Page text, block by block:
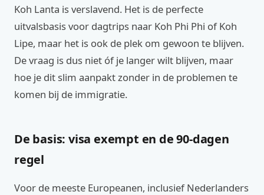
Koh Lanta is verslavend. Het is de perfecte
uitvalsbasis voor dagtrips naar Koh Phi Phi of Koh
Lipe, maar het is ook de plek om gewoon te blijven.
De vraag is dus niet óf je langer wilt blijven, maar
hoe je dit slim aanpakt zonder in de problemen te
komen bij de immigratie.
De basis: visa exempt en de 90-dagen
regel
Voor de meeste Europeanen, inclusief Nederlanders